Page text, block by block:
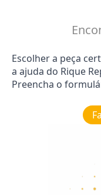
Escolher a peça
a ajuda do Rique
Preencha o